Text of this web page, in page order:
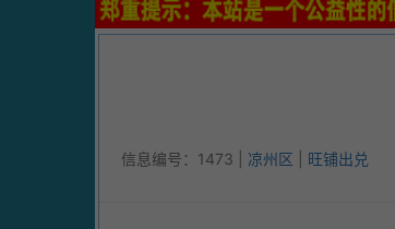
信息编号：1473 | 凉州区 旺铺出兑